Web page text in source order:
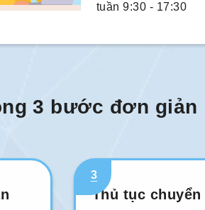
tuần 9:30 - 17:30
3 bước đơn giản
3
Thủ tục